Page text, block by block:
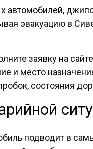
автомобилей,
эвакуацию в
заявку на
и место
состояния
подводит в